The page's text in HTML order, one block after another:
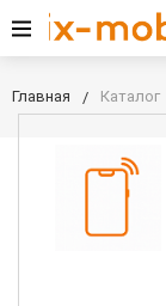
Главная Каталог